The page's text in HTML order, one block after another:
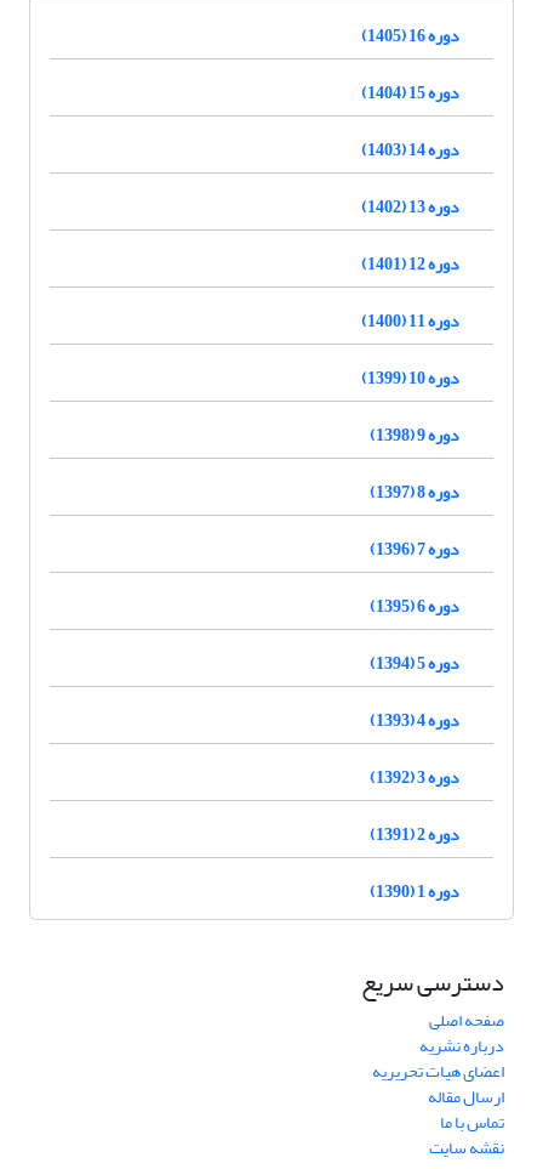
دوره 16 (1405)
دوره 15 (1404)
دوره 14 (1403)
دوره 13 (1402)
دوره 12 (1401)
دوره 11 (1400)
دوره 10 (1399)
دوره 9 (1398)
دوره 8 (1397)
دوره 7 (1396)
دوره 6 (1395)
دوره 5 (1394)
دوره 4 (1393)
دوره 3 (1392)
دوره 2 (1391)
دوره 1 (1390)
دسترسی سریع
صفحه اصلی
درباره نشریه
اعضای هیات تحریریه
ارسال مقاله
تماس با ما
نقشه سایت